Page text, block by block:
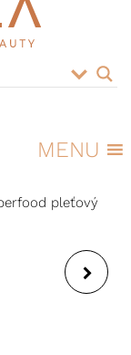
pro vás
MENU
pleťový